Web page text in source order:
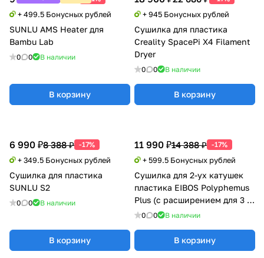
+ 499.5 Бонусных рублей
SUNLU AMS Heater для
Bambu Lab
0 0 В наличии
В корзину
+ 945 Бонусных рублей
Сушилка для пластика
Creality SpacePi X4 Filament
Dryer
0 0 В наличии
В корзину
6 990 ₽8 388 ₽ -17%
+ 349.5 Бонусных рублей
Сушилка для пластика
SUNLU S2
0 0 В наличии
В корзину
11 990 ₽14 388 ₽ -17%
+ 599.5 Бонусных рублей
Сушилка для 2-ух катушек
пластика EIBOS Polyphemus
Plus (с расширением для 3 кг
катушки)
0 0 В наличии
В корзину